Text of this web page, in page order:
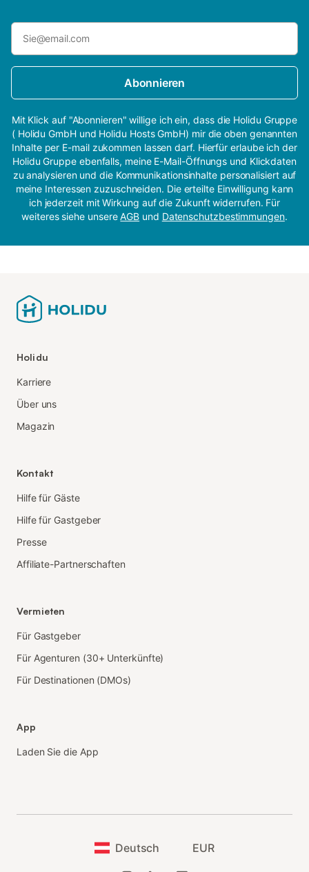
Abonnieren
Mit Klick auf "Abonnieren" willige ich ein, dass die Holidu Gruppe
( Holidu GmbH und Holidu Hosts GmbH) mir die oben genannten
Inhalte per E-mail zukommen lassen darf. Hierfür erlaube ich der
Holidu Gruppe ebenfalls, meine E-Mail-Öffnungs und Klickdaten
zu analysieren und die Kommunikationsinhalte personalisiert auf
meine Interessen zuzuschneiden. Die erteilte Einwilligung kann
ich jederzeit mit Wirkung auf die Zukunft widerrufen. Für
weiteres siehe unsereAGB und Datenschutzbestimmungen.
Holidu
Karriere
Über uns
Magazin
Kontakt
Hilfe für Gäste
Hilfe für Gastgeber
Presse
Affiliate-Partnerschaften
Vermieten
Für Gastgeber
Für Agenturen (30+ Unterkünfte)
Für Destinationen (DMOs)
App
Laden Sie die App
Deutsch EUR